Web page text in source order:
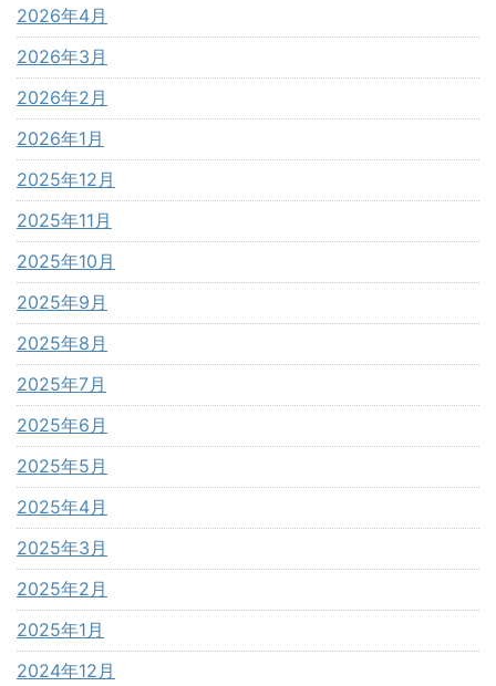
2026年4月
2026年3月
2026年2月
2026年1月
2025年12月
2025年11月
2025年10月
2025年9月
2025年8月
2025年7月
2025年6月
2025年5月
2025年4月
2025年3月
2025年2月
2025年1月
2024年12月